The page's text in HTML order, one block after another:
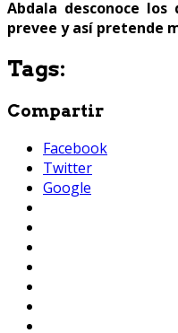
Abdala desconoce
prevee y así pretende
Tags:
Compartir
Facebook
Twitter
Google